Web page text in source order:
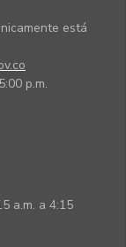
está
p.m.
a.m. a 4:15